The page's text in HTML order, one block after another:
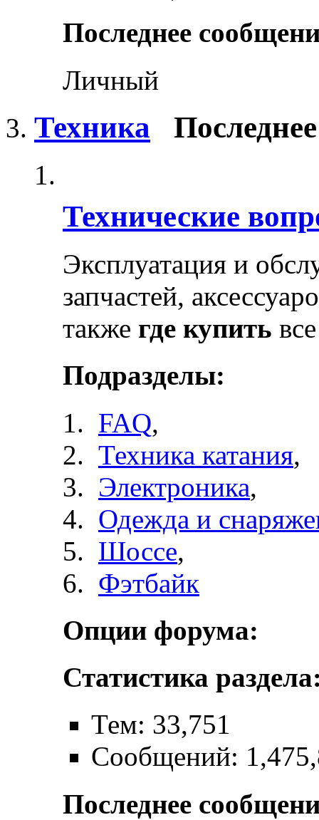
Последнее
Личный
Техника
Технические
Эксплуатация и
запчастей,
также где купить
Подразделы:
FAQ,
Техника катания,
Электроника,
Одежда и
Шоссе,
Фэтбайк
Опции форума:
Статистика
Тем: 33,751
Сообщений:
Последнее